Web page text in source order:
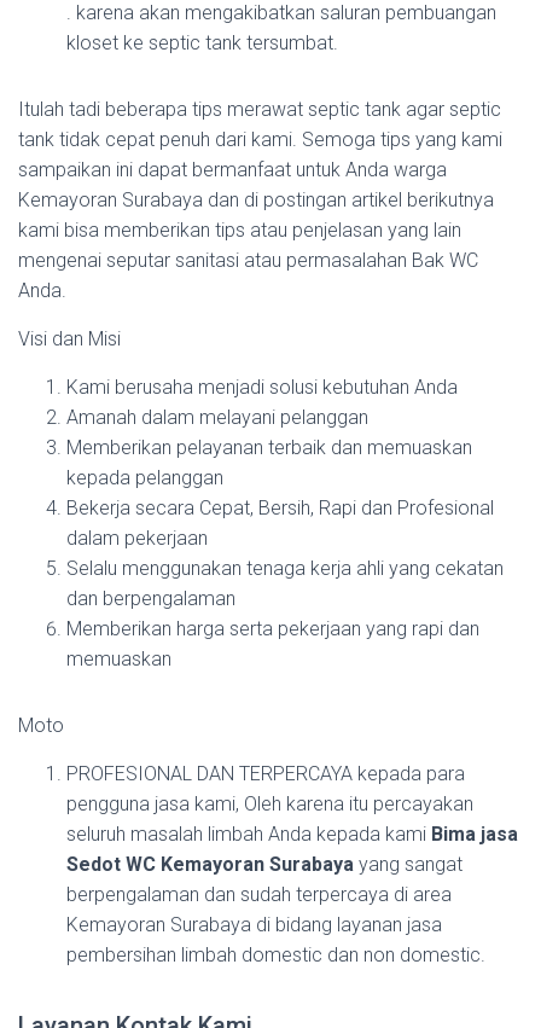
. karena akan mengakibatkan saluran pembuangan
kloset ke septic tank tersumbat.
Itulah tadi beberapa tips merawat septic tank agar septic
tank tidak cepat penuh dari kami. Semoga tips yang kami
sampaikan ini dapat bermanfaat untuk Anda warga
Kemayoran Surabaya dan di postingan artikel berikutnya
kami bisa memberikan tips atau penjelasan yang lain
mengenai seputar sanitasi atau permasalahan Bak WC
Anda.
Visi dan Misi
Kami berusaha menjadi solusi kebutuhan Anda
Amanah dalam melayani pelanggan
Memberikan pelayanan terbaik dan memuaskan
kepada pelanggan
Bekerja secara Cepat, Bersih, Rapi dan Profesional
dalam pekerjaan
Selalu menggunakan tenaga kerja ahli yang cekatan
dan berpengalaman
Memberikan harga serta pekerjaan yang rapi dan
memuaskan
Moto
PROFESIONAL DAN TERPERCAYA kepada para
pengguna jasa kami, Oleh karena itu percayakan
seluruh masalah limbah Anda kepada kami Bima jasa
Sedot WC Kemayoran Surabaya yang sangat
berpengalaman dan sudah terpercaya di area
Kemayoran Surabaya di bidang layanan jasa
pembersihan limbah domestic dan non domestic.